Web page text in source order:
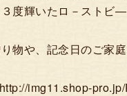
度輝いたロ－ストビ
物や、記念日のご家
img11.shop-